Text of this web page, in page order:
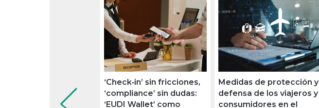
‘Check‑in’ sin fricciones,
‘compliance’ sin dudas:
‘EUDI Wallet’ como
Medidas de protección y
defensa de los viajeros y
consumidores en el